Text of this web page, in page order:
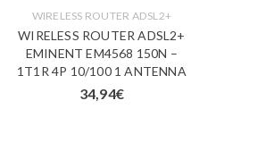
WIRELESS ROUTER ADSL2+
WIRELESS ROUTER ADSL2+
EMINENT EM4568 150N –
1T1R 4P 10/100 1 ANTENNA
34,94€